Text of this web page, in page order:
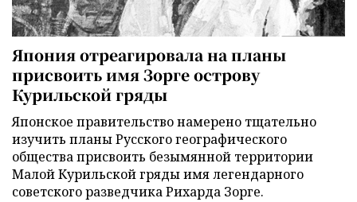
Япония отреагировала на планы
присвоить имя Зорге острову
Курильской гряды
Японское правительство намерено тщательно
изучить планы Русского географического
общества присвоить безымянной территории
Малой Курильской гряды имя легендарного
советского разведчика Рихарда Зорге.